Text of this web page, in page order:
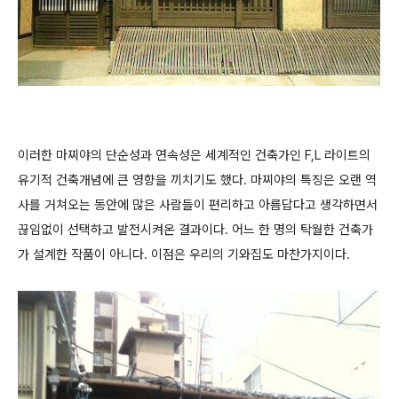
이러한 마찌야의 단순성과 연속성은 세계적인 건축가인 F,L 라이트의
유기적 건축개념에 큰 영향을 끼치기도 했다. 마찌야의 특징은 오랜 역
사를 거쳐오는 동안에 많은 사람들이 편리하고 아름답다고 생각하면서
끊임없이 선택하고 발전시켜온 결과이다. 어느 한 명의 탁월한 건축가
가 설계한 작품이 아니다. 이점은 우리의 기와집도 마찬가지이다.